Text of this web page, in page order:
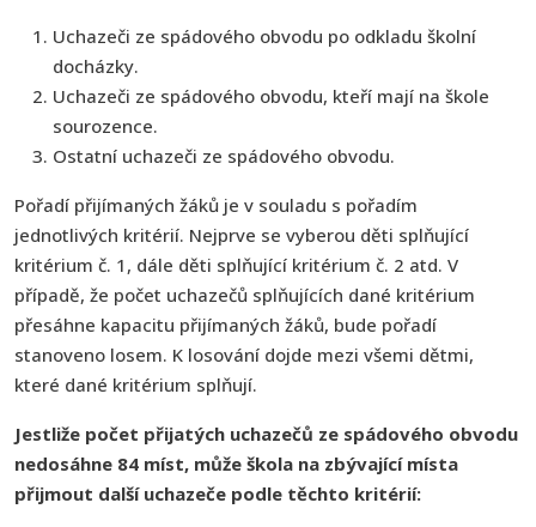
Uchazeči ze spádového obvodu po odkladu školní
docházky.
Uchazeči ze spádového obvodu, kteří mají na škole
sourozence.
Ostatní uchazeči ze spádového obvodu.
Pořadí přijímaných žáků je v souladu s pořadím
jednotlivých kritérií. Nejprve se vyberou děti splňující
kritérium č. 1, dále děti splňující kritérium č. 2 atd. V
případě, že počet uchazečů splňujících dané kritérium
přesáhne kapacitu přijímaných žáků, bude pořadí
stanoveno losem. K losování dojde mezi všemi dětmi,
které dané kritérium splňují.
Jestliže počet přijatých uchazečů ze spádového obvodu
nedosáhne 84 míst, může škola na zbývající místa
přijmout další uchazeče podle těchto kritérií: